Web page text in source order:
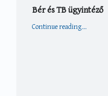
Bér és TB ügyintéző
Continue reading…